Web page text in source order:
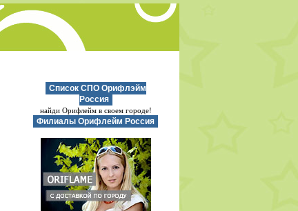
Список СПО Орифлэйм
Россия
найди Орифлейм в своем городе!
Филиалы Орифлейм Россия